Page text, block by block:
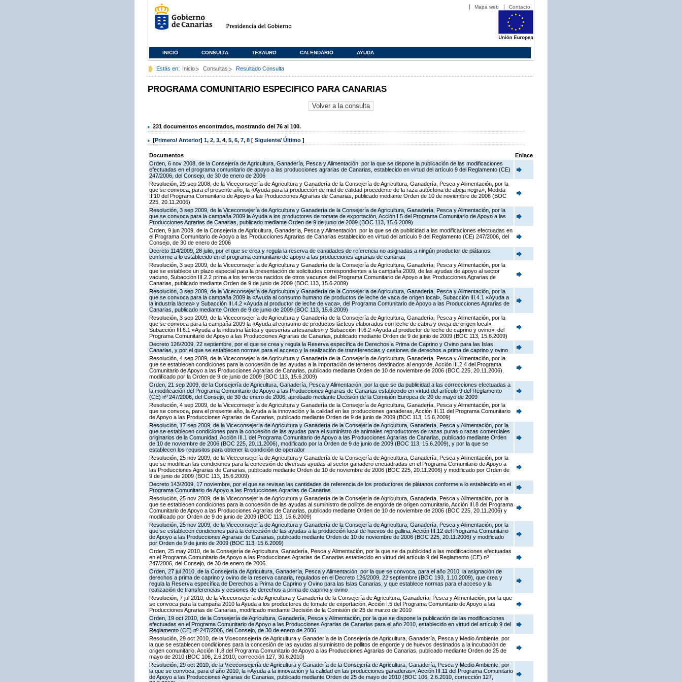
Mapa web Contacto
INICIO CONSULTA TESAURO CALENDARIO AYUDA
Estás en: Inicio Consultas Resultado Consulta
PROGRAMA COMUNITARIO ESPECIFICO PARA CANARIAS
231 documentos encontrados, mostrando del 76 al 100.
[Primero/ Anterior] 1, 2, 3, 4, 5, 6, 7, 8 [ Siguiente/ Último ]
Documentos
Enlace
Orden, 6 nov 2008, de la Consejería de Agricultura, Ganadería, Pesca y Alimentación, por la que se dispone la publicación de las modificaciones
efectuadas en el programa comunitario de apoyo a las producciones agrarias de Canarias, establecido en virtud del artículo 9 del Reglamento (CE)
247/2006, del Consejo, de 30 de enero de 2006
Resolución, 29 sep 2008, de la Viceconsejería de Agricultura y Ganadería de la Consejería de Agricultura, Ganadería, Pesca y Alimentación, por la
que se convoca, para el presente año, la «Ayuda para la producción de miel de calidad procedente de la raza autóctona de abeja negra», Medida
II.10 del Programa Comunitario de Apoyo a las Producciones Agrarias de Canarias, publicado mediante Orden de 10 de noviembre de 2006 (BOC
225, 20.11.2006)
Resolución, 3 sep 2009, de la Viceconsejería de Agricultura y Ganadería de la Consejería de Agricultura, Ganadería, Pesca y Alimentación, por la
que se convoca para la campaña 2009 la Ayuda a los productores de tomate de exportación, Acción I.5 del Programa Comunitario de Apoyo a las
Producciones Agrarias de Canarias, publicado mediante Orden de 9 de junio de 2009 (BOC 113, 15.6.2009)
Orden, 9 jun 2009, de la Consejería de Agricultura, Ganadería, Pesca y Alimentación, por la que se da publicidad a las modificaciones efectuadas en
el Programa Comunitario de Apoyo a las Producciones Agrarias de Canarias establecido en virtud del artículo 9 del Reglamento (CE) 247/2006, del
Consejo, de 30 de enero de 2006
Decreto 114/2009, 28 julio, por el que se crea y regula la reserva de cantidades de referencia no asignadas a ningún productor de plátanos,
conforme a lo establecido en el programa comunitario de apoyo a las producciones agrarias de canarias
Resolución, 3 sep 2009, de la Viceconsejería de Agricultura y Ganadería de la Consejería de Agricultura, Ganadería, Pesca y Alimentación, por la
que se establece un plazo especial para la presentación de solicitudes correspondientes a la campaña 2009, de las ayudas de apoyo al sector
vacuno, Subacción III.2.2 prima a los terneros nacidos de otros vacunos del Programa Comunitario de Apoyo a las Producciones Agrarias de
Canarias, publicado mediante Orden de 9 de junio de 2009 (BOC 113, 15.6.2009)
Resolución, 3 sep 2009, de la Viceconsejería de Agricultura y Ganadería de la Consejería de Agricultura, Ganadería, Pesca y Alimentación, por la
que se convoca para la campaña 2009 la «Ayuda al consumo humano de productos de leche de vaca de origen local», Subacción III.4.1 «Ayuda a
la industria láctea» y Subacción III.4.2 «Ayuda al productor de leche de vaca», del Programa Comunitario de Apoyo a las Producciones Agrarias de
Canarias, publicado mediante Orden de 9 de junio de 2009 (BOC 113, 15.6.2009)
Resolución, 3 sep 2009, de la Viceconsejería de Agricultura y Ganadería de la Consejería de Agricultura, Ganadería, Pesca y Alimentación, por la
que se convoca para la campaña 2009 la «Ayuda al consumo de productos lácteos elaborados con leche de cabra y oveja de origen local»,
Subacción III.6.1 «Ayuda a la industria láctea y queserías artesanales» y Subacción III.6.2 «Ayuda al productor de leche de caprino y ovino», del
Programa Comunitario de Apoyo a las Producciones Agrarias de Canarias, publicado mediante Orden de 9 de junio de 2009 (BOC 113, 15.6.2009)
Decreto 126/2009, 22 septiembre, por el que se crea y regula la Reserva específica de Derechos a Prima de Caprino y Ovino para las Islas
Canarias, y por el que se establecen normas para el acceso y la realización de transferencias y cesiones de derechos a prima de caprino y ovino
Resolución, 4 sep 2009, de la Viceconsejería de Agricultura y Ganadería de la Consejería de Agricultura, Ganadería, Pesca y Alimentación, por la
que se establecen condiciones para la concesión de las ayudas a la importación de terneros destinados al engorde, Acción III.2.4 del Programa
Comunitario de Apoyo a las Producciones Agrarias de Canarias, publicado mediante Orden de 10 de noviembre de 2006 (BOC 225, 20.11.2006),
modificado por la Orden de 9 de junio de 2009 (BOC 113, 15.6.2009)
Orden, 21 sep 2009, de la Consejería de Agricultura, Ganadería, Pesca y Alimentación, por la que se da publicidad a las correcciones efectuadas a
la modificación del Programa Comunitario de Apoyo a las Producciones Agrarias de Canarias establecido en virtud del artículo 9 del Reglamento
(CE) nº 247/2006, del Consejo, de 30 de enero de 2006, aprobado mediante Decisión de la Comisión Europea de 20 de mayo de 2009
Resolución, 4 sep 2009, de la Viceconsejería de Agricultura y Ganadería de la Consejería de Agricultura, Ganadería, Pesca y Alimentación, por la
que se convoca, para el presente año, la Ayuda a la innovación y la calidad en las producciones ganaderas, Acción III.11 del Programa Comunitario
de Apoyo a las Producciones Agrarias de Canarias, publicado mediante Orden de 9 de junio de 2009 (BOC 113, 15.6.2009)
Resolución, 17 sep 2009, de la Viceconsejería de Agricultura y Ganadería de la Consejería de Agricultura, Ganadería, Pesca y Alimentación, por la
que se establecen condiciones para la concesión de las ayudas para el suministro de animales reproductores de razas puras o razas comerciales
originarios de la Comunidad, Acción III.1 del Programa Comunitario de Apoyo a las Producciones Agrarias de Canarias, publicado mediante Orden
de 10 de noviembre de 2006 (BOC 225, 20.11.2006), modificado por la Orden de 9 de junio de 2009 (BOC 113, 15.6.2009), y por la que se
establecen los requisitos para obtener la condición de operador
Resolución, 25 nov 2009, de la Viceconsejería de Agricultura y Ganadería de la Consejería de Agricultura, Ganadería, Pesca y Alimentación, por la
que se modifican las condiciones para la concesión de diversas ayudas al sector ganadero encuadradas en el Programa Comunitario de Apoyo a
las Producciones Agrarias de Canarias, publicado mediante Orden de 10 de noviembre de 2006 (BOC 225, 20.11.2006) y modificado por Orden de
9 de junio de 2009 (BOC 113, 15.6.2009)
Decreto 143/2009, 17 noviembre, por el que se revisan las cantidades de referencia de los productores de plátanos conforme a lo establecido en el
Programa Comunitario de Apoyo a las Producciones Agrarias de Canarias
Resolución, 25 nov 2009, de la Viceconsejería de Agricultura y Ganadería de la Consejería de Agricultura, Ganadería, Pesca y Alimentación, por la
que se establecen condiciones para la concesión de las ayudas al suministro de pollitos de engorde de origen comunitario, Acción III.8 del Programa
Comunitario de Apoyo a las Producciones Agrarias de Canarias, publicado mediante Orden de 10 de noviembre de 2006 (BOC 225, 20.11.2006) y
modificado por Orden de 9 de junio de 2009 (BOC 113, 15.6.2009)
Resolución, 25 nov 2009, de la Viceconsejería de Agricultura y Ganadería de la Consejería de Agricultura, Ganadería, Pesca y Alimentación, por la
que se establecen condiciones para la concesión de las ayudas a la producción local de huevos de gallina, Acción III.12 del Programa Comunitario
de Apoyo a las Producciones Agrarias de Canarias, publicado mediante Orden de 10 de noviembre de 2006 (BOC 225, 20.11.2006) y modificado
por Orden de 9 de junio de 2009 (BOC 113, 15.6.2009)
Orden, 25 may 2010, de la Consejería de Agricultura, Ganadería, Pesca y Alimentación, por la que se da publicidad a las modificaciones efectuadas
en el Programa Comunitario de Apoyo a las Producciones Agrarias de Canarias establecido en virtud del artículo 9 del Reglamento (CE) nº
247/2006, del Consejo, de 30 de enero de 2006
Orden, 27 jul 2010, de la Consejería de Agricultura, Ganadería, Pesca y Alimentación, por la que se convoca, para el año 2010, la asignación de
derechos a prima de caprino y ovino de la reserva canaria, regulados en el Decreto 126/2009, 22 septiembre (BOC 193, 1.10.2009), que crea y
regula la Reserva específica de Derechos a Prima de Caprino y Ovino para las Islas Canarias, y que establece normas para el acceso y la
realización de transferencias y cesiones de derechos a prima de caprino y ovino
Resolución, 7 jul 2010, de la Viceconsejería de Agricultura y Ganadería de la Consejería de Agricultura, Ganadería, Pesca y Alimentación, por la que
se convoca para la campaña 2010 la Ayuda a los productores de tomate de exportación, Acción I.5 del Programa Comunitario de Apoyo a las
Producciones Agrarias de Canarias, modificado mediante Decisión de la Comisión de 25 de marzo de 2010
Orden, 19 oct 2010, de la Consejería de Agricultura, Ganadería, Pesca y Alimentación, por la que se dispone la publicación de las modificaciones
efectuadas en el Programa Comunitario de Apoyo a las Producciones Agrarias de Canarias para el año 2010, establecido en virtud del artículo 9 del
Reglamento (CE) nº 247/2006, del Consejo, de 30 de enero de 2006
Resolución, 29 oct 2010, de la Viceconsejería de Agricultura y Ganadería de la Consejería de Agricultura, Ganadería, Pesca y Medio Ambiente, por
la que se establecen condiciones para la concesión de las ayudas al suministro de pollitos de engorde y de huevos destinados a la incubación de
origen comunitario, Acción III.8 del Programa Comunitario de Apoyo a las Producciones Agrarias de Canarias, publicado mediante Orden de 25 de
mayo de 2010 (BOC 106, 2.6.2010, corrección 127, 30.6.2010)
Resolución, 29 oct 2010, de la Viceconsejería de Agricultura y Ganadería de la Consejería de Agricultura, Ganadería, Pesca y Medio Ambiente, por
la que se convoca, para el año 2010, la «Ayuda a la innovación y la calidad en las producciones ganaderas», Acción III.11 del Programa Comunitario
de Apoyo a las Producciones Agrarias de Canarias, publicado mediante Orden de 25 de mayo de 2010 (BOC 106, 2.6.2010, corrección 127,